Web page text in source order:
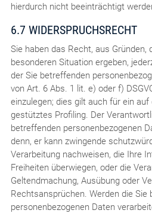
hierdurch nicht beeinträchtigt
6.7 WIDERSPRUCHSRECHT
Sie haben das Recht, aus Gründen,
besonderen Situation ergeben,
der Sie betreffenden
von Art. 6 Abs. 1 lit. e) oder f)
einzulegen; dies gilt auch für ein
gestütztes Profiling. Der
betreffenden personenbezogenen
denn, er kann zwingende
Verarbeitung nachweisen, die Ihre
Freiheiten überwiegen, oder die
Geltendmachung, Ausübung oder
Rechtsansprüchen. Werden die Sie
personenbezogenen Daten